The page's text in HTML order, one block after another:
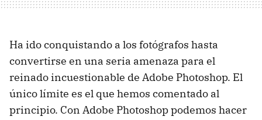
Ha ido conquistando a los fotógrafos hasta
convertirse en una seria amenaza para el
reinado incuestionable de Adobe Photoshop. El
único límite es el que hemos comentado al
principio. Con Adobe Photoshop podemos hacer